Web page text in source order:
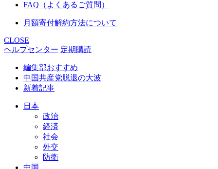
FAQ（よくあるご質問）
月額寄付解約方法について
CLOSE
ヘルプセンター 定期購読
編集部おすすめ
中国共産党脱退の大波
新着記事
日本
政治
経済
社会
外交
防衛
中国